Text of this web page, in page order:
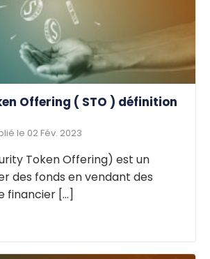
Offering ( STO ) définition
le 02 Fév. 2023
Token Offering) est un
des fonds en vendant des
financier [...]